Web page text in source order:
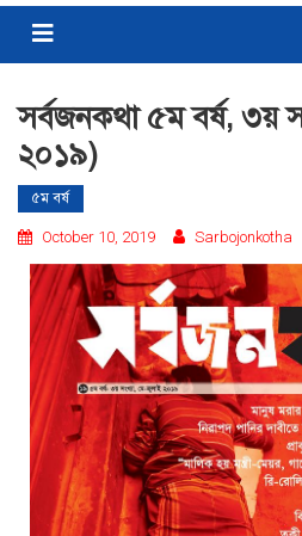
সর্বজনকথা ৫ম বর্ষ, ৩য়
২০১৯)
৫ম বর্ষ
October 10, 2019 Sarbojonkotha